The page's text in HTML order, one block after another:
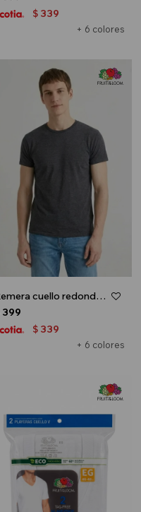
+ 6 colores
$ 339
Remera cuello redondo ICONIC 150 - Gris melange oscuro
+ 6 colores
399
$ 339